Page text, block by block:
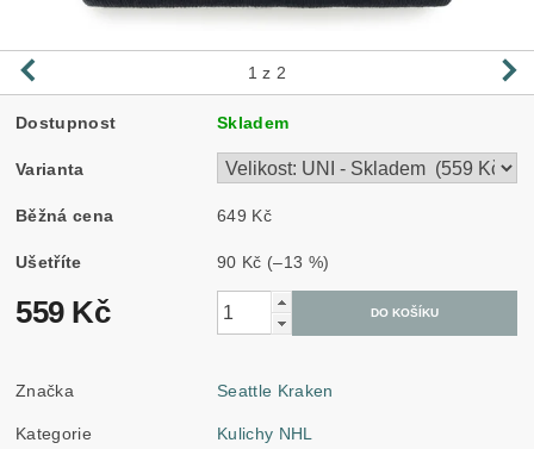
1 z 2
Dostupnost Skladem
Varianta
Běžná cena 649 Kč
Ušetříte 90 Kč (–13 %)
559 Kč
Značka Seattle Kraken
Kategorie Kulichy NHL